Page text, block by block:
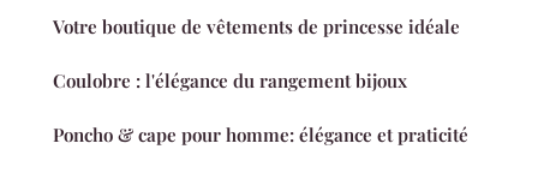
Votre boutique de vêtements de princesse idéale
Coulobre : l'élégance du rangement bijoux
Poncho & cape pour homme: élégance et praticité